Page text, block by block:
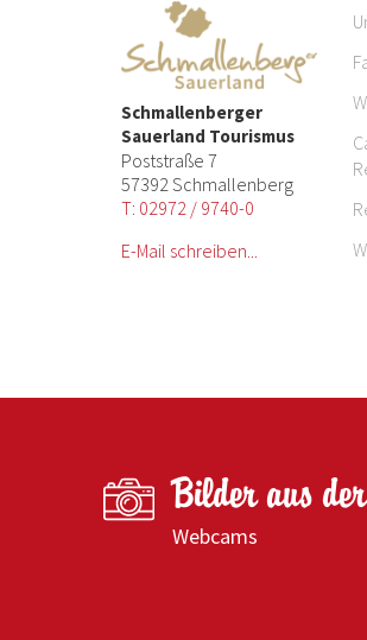
Schmallenberger
Sauerland Tourismus
Poststraße 7
57392 Schmallenberg
T: 02972 / 9740-0
E-Mail schreiben...
Bilder aus
Webcams